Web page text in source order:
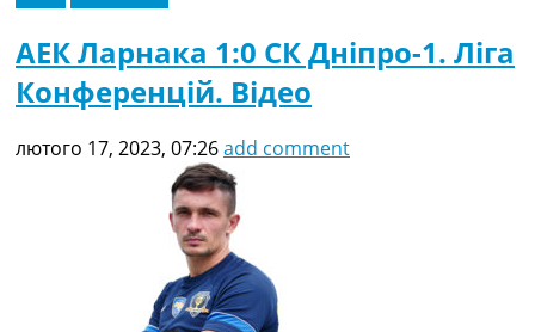
АЕК Ларнака 1:0 СК Дніпро-1. Ліга
Конференцій. Відео
лютого 17, 2023, 07:26add comment